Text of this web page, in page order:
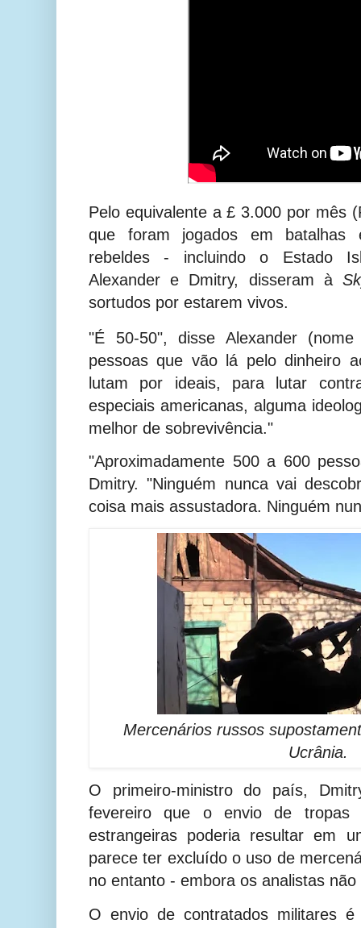
Pelo equivalente a £ 3.000 por mês
que foram jogados em batalhas
rebeldes - incluindo o Estado
Alexander e Dmitry, disseram à
sortudos por estarem vivos.
"É 50-50", disse Alexander
pessoas que vão lá pelo dinheiro
lutam por ideais, para lutar
especiais americanas, alguma
melhor de sobrevivência."
"Aproximadamente 500 a 600
Dmitry. "Ninguém nunca vai
coisa mais assustadora. Ninguém
Mercenários russos
Ucrânia.
O primeiro-ministro do país,
fevereiro que o envio de tropas
estrangeiras poderia resultar em
parece ter excluído o uso de
no entanto - embora os analistas
O envio de contratados militares